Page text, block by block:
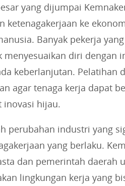
yang dijumpai
ketenagakerjaan ke
Banyak pekerja
menyesuaikan diri dengan
keberlanjutan. Pelatihan
agar tenaga kerja dapat
inovasi hijau.
perubahan industri yang
yang berlaku.
dan pemerintah daerah
lingkungan kerja yang